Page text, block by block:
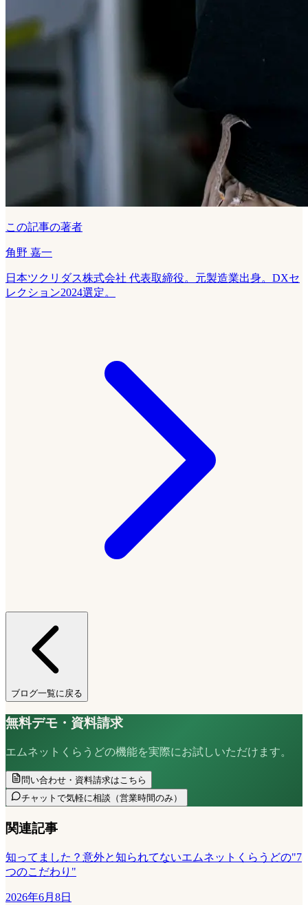
この記事の著者
角野 嘉一
日本ツクリダス株式会社 代表取締役。元製造業出身。DXセ
レクション2024選定。
ブログ一覧に戻る
無料デモ・資料請求
エムネットくらうどの機能を実際にお試しいただけます。
問い合わせ・資料請求はこちら
チャットで気軽に相談 （営業時間のみ）
関連記事
知ってました？意外と知られてないエムネットくらうどの"7
つのこだわり"
2026年6月8日